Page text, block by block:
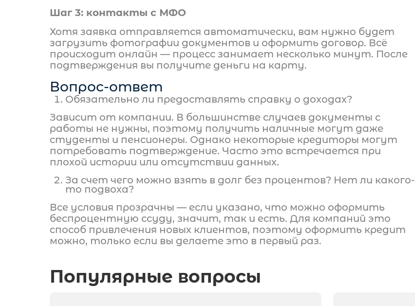
Шаг 3: контакты с МФО
Хотя заявка отправляется автоматически, вам нужно будет
загрузить фотографии документов и оформить договор. Всё
происходит онлайн — процесс занимает несколько минут. После
подтверждения вы получите деньги на карту.
Вопрос-ответ
Обязательно ли предоставлять справку о доходах?
Зависит от компании. В большинстве случаев документы с
работы не нужны, поэтому получить наличные могут даже
студенты и пенсионеры. Однако некоторые кредиторы могут
потребовать подтверждение. Часто это встречается при
плохой истории или отсутствии данных.
За счет чего можно взять в долг без процентов? Нет ли какого-
то подвоха?
Все условия прозрачны — если указано, что можно оформить
беспроцентную ссуду, значит, так и есть. Для компаний это
способ привлечения новых клиентов, поэтому оформить кредит
можно, только если вы делаете это в первый раз.
Популярные вопросы